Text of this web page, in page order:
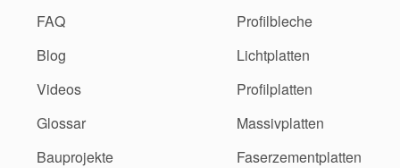
FAQ
Blog
Videos
Glossar
Bauprojekte
Profilbleche
Lichtplatten
Profilplatten
Massivplatten
Faserzementplatten